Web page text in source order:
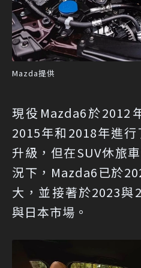
Mazda提供
現役Mazda6於2012
2015年和2018年進
升級，但在SUV休旅
況下，Mazda6已於
大，並接著於2023與
與日本市場。